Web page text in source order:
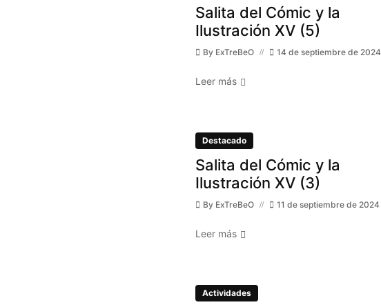
Salita del Cómic y la
Ilustración XV (5)
By ExTreBeO 14 de septiembre de 2024
Leer más
Destacado
Salita del Cómic y la
Ilustración XV (3)
By ExTreBeO 11 de septiembre de 2024
Leer más
Actividades